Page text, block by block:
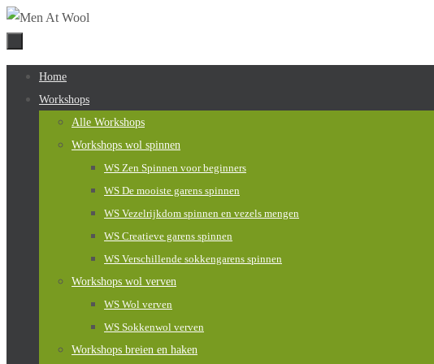
Naar
inhoud
springen
Naar
Home
Workshops
Alle Workshops
Workshops wol spinnen
WS Zen Spinnen voor beginners
WS De mooiste garens spinnen
WS Vezelrijkdom spinnen en vezels mengen
WS Creatieve garens spinnen
WS Verschillende sokkengarens spinnen
Workshops wol verven
WS Wol verven
WS Sokkenwol verven
Workshops breien en haken